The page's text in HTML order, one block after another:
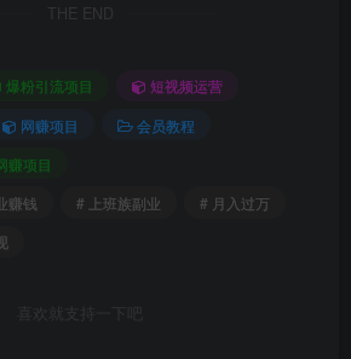
THE END
爆粉引流项目
短视频运营
网赚项目
会员教程
赚项目
赚钱 # 上班族副业
# 月入过万
喜欢就支持一下吧